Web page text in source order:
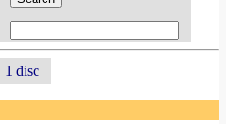
1 disc